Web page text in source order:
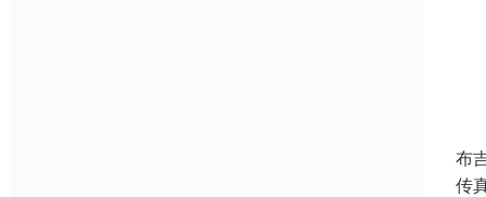
布
传